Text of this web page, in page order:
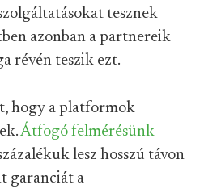
tesznek
azonban a partnereik
révén teszik ezt.
hogy a platformok
Átfogó felmérésünk
lesz hosszú távon
garanciát a